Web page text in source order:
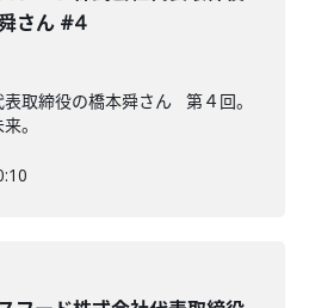
さん #4
取締役の橋本舜さん 第４回。
。